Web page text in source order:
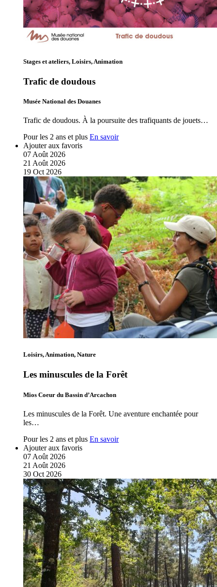
Stages et ateliers, Loisirs, Animation
Trafic de doudous
Musée National des Douanes
Trafic de doudous. À la poursuite des trafiquants de jouets…
Pour les 2 ans et plus En savoir
Ajouter aux favoris
07 Août 2026
21 Août 2026
19 Oct 2026
Loisirs, Animation, Nature
Les minuscules de la Forêt
Mios Coeur du Bassin d’Arcachon
Les minuscules de la Forêt. Une aventure enchantée pour
les…
Pour les 2 ans et plus En savoir
Ajouter aux favoris
07 Août 2026
21 Août 2026
30 Oct 2026